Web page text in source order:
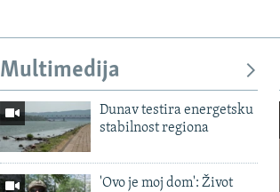
Multimedija
Dunav testira energetsku
stabilnost regiona
'Ovo je moj dom': Život